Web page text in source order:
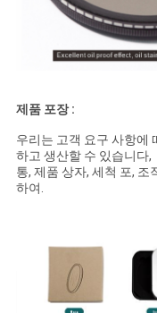
제품 포장 :
우리는 고객 요구 사항에
하고 생산할 수 있습니다,
통, 제품 상자, 세척 포,
하여.